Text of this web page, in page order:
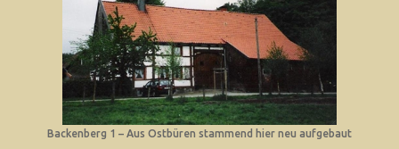
Backenberg 1 – Aus Ostbüren stammend hier neu aufgebaut